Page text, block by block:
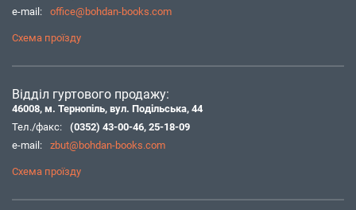
e-mail:
office@bohdan-books.com
Схема проїзду
Відділ гуртового продажу:
46008, м. Тернопіль, вул. Подільська, 44
Тел./факс:
(0352) 43-00-46, 25-18-09
e-mail:
zbut@bohdan-books.com
Схема проїзду